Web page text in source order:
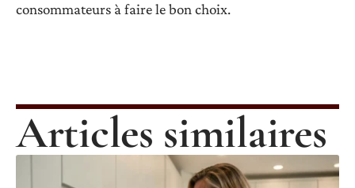
consommateurs à faire le bon choix.
Articles similaires